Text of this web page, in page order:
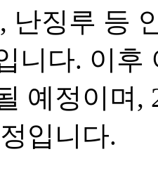
난징루 등
니다. 이후
예정이며,
입니다.